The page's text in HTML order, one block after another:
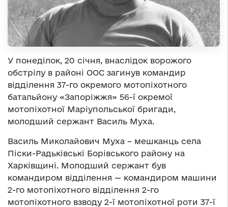
У понеділок, 20 січня, внаслідок ворожого
обстрілу в районі ООС загинув командир
відділення 37-го окремого мотопіхотного
батальйону «Запоріжжя» 56-ї окремої
мотопіхотної Маріупольської бригади,
молодший сержант Василь Муха.
Василь Миколайович Муха – мешканць села
Піски-Радьківські Борівського району на
Харківщині. Молодший сержант був
командиром відділення — командиром машини
2-го мотопіхотного відділення 2-го
мотопіхотного взводу 2-ї мотопіхотної роти 37-ї